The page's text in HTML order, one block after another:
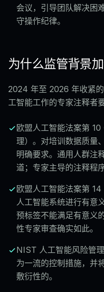
会议，引导团队解决困
守操作纪律。
为什么监管背景
2024 年至 2026 年收紧
工智能工作的专家注释者
欧盟人工智能法案第
理）。对培训数据质量
明确要求。通用人群注
道；专家主导的注释程
欧盟人工智能法案第
人工智能系统进行有意
预标签不能满足有意义
性专家审查确实如此。
NIST 人工智能风险管
为一流的控制措施，并
敷衍性的。